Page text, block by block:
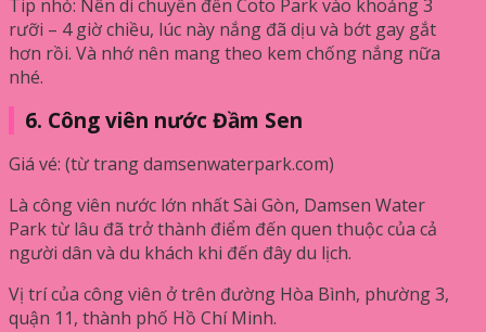
Tip nhỏ: Nên di chuyển đến Coto Park vào khoảng 3
rưỡi – 4 giờ chiều, lúc này nắng đã dịu và bớt gay gắt
hơn rồi. Và nhớ nên mang theo kem chống nắng nữa
nhé.
6. Công viên nước Đầm Sen
Giá vé: (từ trang damsenwaterpark.com)
Là công viên nước lớn nhất Sài Gòn, Damsen Water
Park từ lâu đã trở thành điểm đến quen thuộc của cả
người dân và du khách khi đến đây du lịch.
Vị trí của công viên ở trên đường Hòa Bình, phường 3,
quận 11, thành phố Hồ Chí Minh.